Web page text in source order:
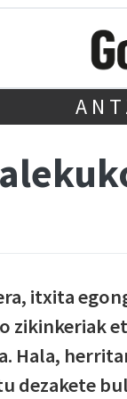
itxita
zikinkeriak
Hala,
dezakete